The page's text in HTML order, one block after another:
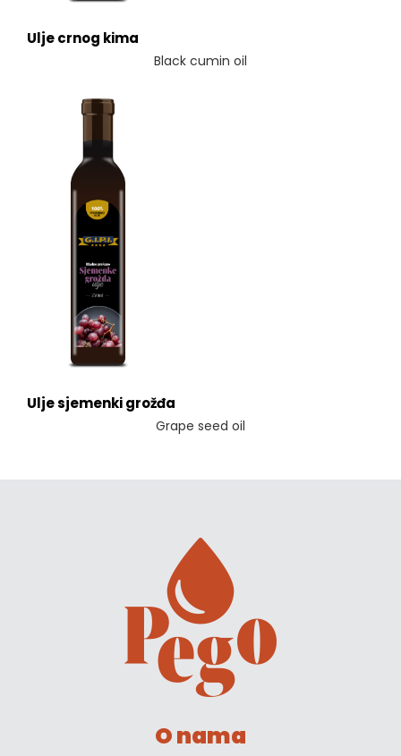
Ulje crnog kima
Black cumin oil
Ulje sjemenki grožđa
Grape seed oil
O nama